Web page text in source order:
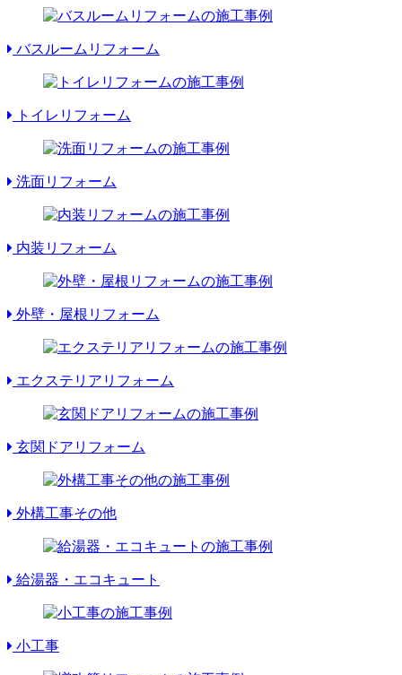
バスルームリフォーム
トイレリフォーム
洗面リフォーム
内装リフォーム
外壁・屋根リフォーム
エクステリアリフォーム
玄関ドアリフォーム
外構工事その他
給湯器・エコキュート
小工事